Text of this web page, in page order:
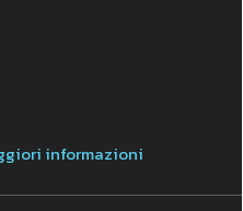
informazioni